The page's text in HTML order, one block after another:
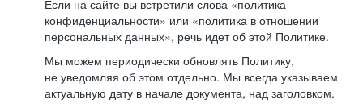
Если на сайте вы встретили слова «политика
конфиденциальности» или «политика в отношении
персональных данных», речь идет об этой Политике.
Мы можем периодически обновлять Политику,
не уведомляя об этом отдельно. Мы всегда указываем
актуальную дату в начале документа, над заголовком.